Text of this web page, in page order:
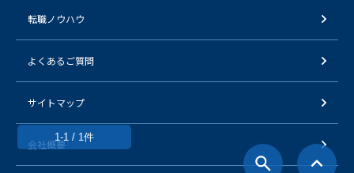
1-1 / 1件
転職ノウハウ
よくあるご質問
サイトマップ
会社概要